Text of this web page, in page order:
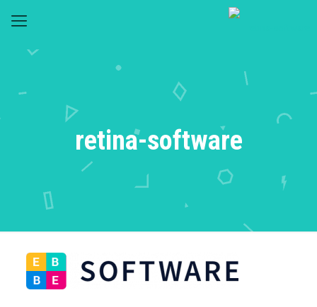
retina-software